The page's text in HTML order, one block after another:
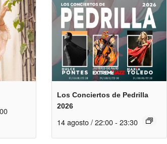
Los Conciertos de Pedrilla
2026
14 agosto / 22:00- 23:30